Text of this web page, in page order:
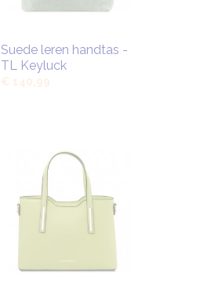
Suede leren handtas -
TL Keyluck
€ 140,99